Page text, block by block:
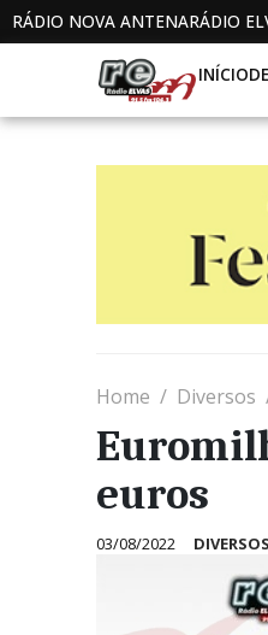
RÁDIO NOVA ANTENARÁDIO
INÍCIO
Home Diversos
euros
03/08/2022 DIVERSOS